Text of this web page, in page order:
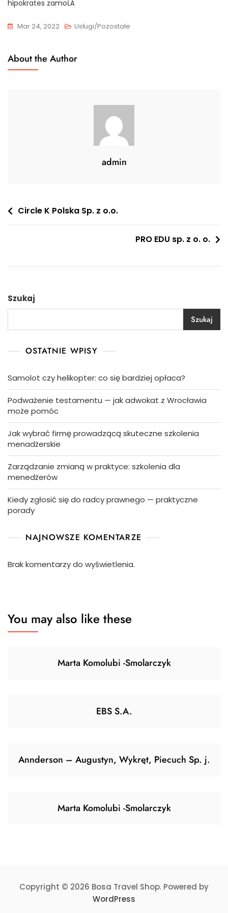
hipokrates zamoĹÄ
Mar 24, 2022 Usługi/Pozostałe
About the Author
admin
Nawigacja
Circle K Polska Sp. z o.o.
PRO EDU sp. z o. o.
Szukaj
Szukaj
OSTATNIE WPISY
Samolot czy helikopter: co się bardziej opłaca?
Podważenie testamentu — jak adwokat z Wrocławia
może pomóc
Jak wybrać firmę prowadzącą skuteczne szkolenia
menadżerskie
Zarządzanie zmianą w praktyce: szkolenia dla
menedżerów
Kiedy zgłosić się do radcy prawnego — praktyczne
porady
NAJNOWSZE KOMENTARZE
Brak komentarzy do wyświetlenia.
You may also like these
Marta Komolubi -Smolarczyk
EBS S.A.
Annderson – Augustyn, Wykręt, Piecuch Sp. j.
Marta Komolubi -Smolarczyk
Copyright © 2026 Bosa Travel Shop. Powered by
WordPress